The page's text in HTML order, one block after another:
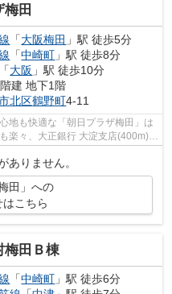
田
「大阪梅田 」駅 徒歩5分
「中崎町 」駅 徒歩8分
「大阪 」駅 徒歩10分
建 地下1階
北区鶴野町4-11
地も快適な「朝日プラザ梅田」は
楽々、大正銀行 大淀支店(400m)が
ありません。
田」への
こちら
梅田Ｂ棟
「中崎町 」駅 徒歩6分